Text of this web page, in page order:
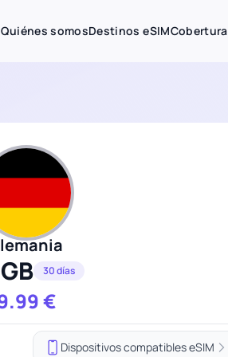
Quiénes somosDestinos eSIMCobertura
30 días
€
Dispositivos compatibles eSIM